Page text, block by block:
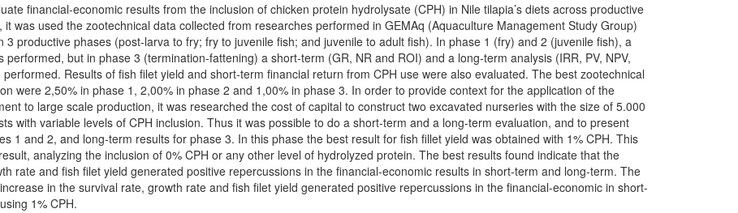
financial-economic results from the inclusion of chicken protein hydrolysate (CPH) in Nile tilapia’s diets across productive
was used the zootechnical data collected from researches performed in GEMAq (Aquaculture Management Study Group)
3 productive phases (post-larva to fry; fry to juvenile fish; and juvenile to adult fish). In phase 1 (fry) and 2 (juvenile fish), a
performed, but in phase 3 (termination-fattening) a short-term (GR, NR and ROI) and a long-term analysis (IRR, PV, NPV,
Results of fish filet yield and short-term financial return from CPH use were also evaluated. The best zootechnical
were 2,50% in phase 1, 2,00% in phase 2 and 1,00% in phase 3. In order to provide context for the application of the
to large scale production, it was researched the cost of capital to construct two excavated nurseries with the size of 5.000
with variable levels of CPH inclusion. Thus it was possible to do a short-term and a long-term evaluation, and to present
1 and 2, and long-term results for phase 3. In this phase the best result for fish fillet yield was obtained with 1% CPH. This
analyzing the inclusion of 0% CPH or any other level of hydrolyzed protein. The best results found indicate that the
rate and fish filet yield generated positive repercussions in the financial-economic results in short-term and long-term. The
in the survival rate, growth rate and fish filet yield generated positive repercussions in the financial-economic in short-
1% CPH.